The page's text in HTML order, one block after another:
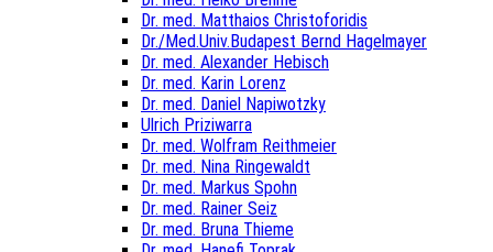
Dr. med. Matthaios Christoforidis
Dr./Med.Univ.Budapest Bernd Hagelmayer
Dr. med. Alexander Hebisch
Dr. med. Karin Lorenz
Dr. med. Daniel Napiwotzky
Ulrich Priziwarra
Dr. med. Wolfram Reithmeier
Dr. med. Nina Ringewaldt
Dr. med. Markus Spohn
Dr. med. Rainer Seiz
Dr. med. Bruna Thieme